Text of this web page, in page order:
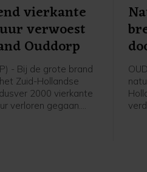
vierkante
verwoest
Ouddorp
- Bij de grote brand
Zuid-Hollandse
2000 vierkante
verloren gegaan.